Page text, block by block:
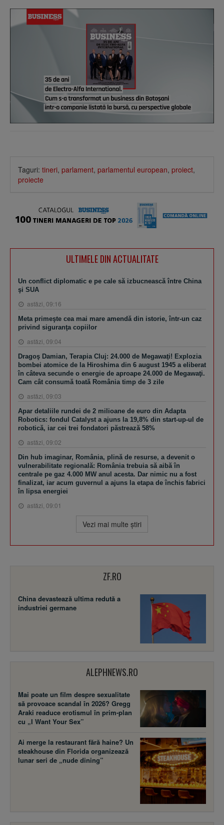
Taguri: tineri, parlament, parlamentul european, proiect,
proiecte
ULTIMELE DIN ACTUALITATE
Un conflict diplomatic e pe cale să izbucnească între China
şi SUA
astăzi, 09:16
Meta primeşte cea mai mare amendă din istorie, într-un caz
privind siguranţa copiilor
astăzi, 09:04
Dragoş Damian, Terapia Cluj: 24.000 de Megawaţi! Explozia
bombei atomice de la Hiroshima din 6 august 1945 a eliberat
în câteva secunde o energie de aproape 24.000 de Megawaţi.
Cam cât consumă toată România timp de 3 zile
astăzi, 09:03
Apar detaliile rundei de 2 milioane de euro din Adapta
Robotics: fondul Catalyst a ajuns la 19,8% din start-up-ul de
robotică, iar cei trei fondatori păstrează 58%
astăzi, 09:02
Din hub imaginar, România, plină de resurse, a devenit o
vulnerabilitate regională: România trebuia să aibă în
centrale pe gaz 4.000 MW anul acesta. Dar nimic nu a fost
finalizat, iar acum guvernul a ajuns la etapa de închis fabrici
în lipsa energiei
astăzi, 09:01
Vezi mai multe ştiri
ZF.RO
China devastează ultima redută a
industriei germane
ALEPHNEWS.RO
Mai poate un film despre sexualitate
să provoace scandal în 2026? Gregg
Araki readuce erotismul în prim-plan
cu „I Want Your Sex”
Ai merge la restaurant fără haine? Un
steakhouse din Florida organizează
lunar seri de „nude dining”